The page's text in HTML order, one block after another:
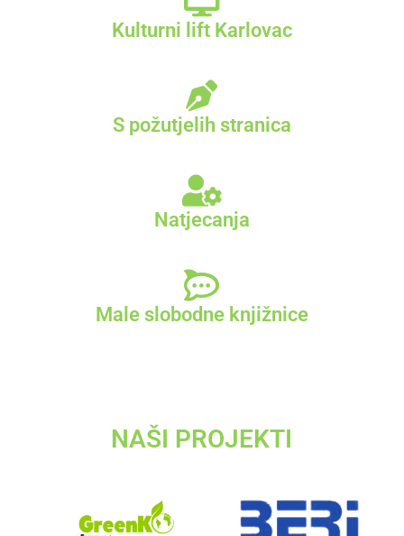
Kulturni lift Karlovac
S požutjelih stranica
Natjecanja
Male slobodne knjižnice
NAŠI PROJEKTI